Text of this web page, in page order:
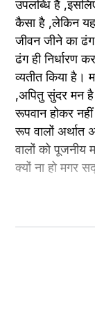
उपलब्धि है
कैसा है ,लेकिन यह
जीवन जीने का ढंग
ढंग ही निर्धारण
व्यतीत किया है।
,अपितु सुंदर मन है
रूपवान होकर
रूप वालों अर्थात
वालों को पूजनीय
क्यों ना हो मगर
महान होता है
जितना यह कि
पहचान के लिए है